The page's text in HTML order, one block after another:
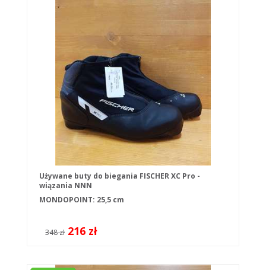
Używane buty do biegania FISCHER XC Pro -
wiązania NNN
MONDOPOINT: 25,5 cm
348 zł 216 zł